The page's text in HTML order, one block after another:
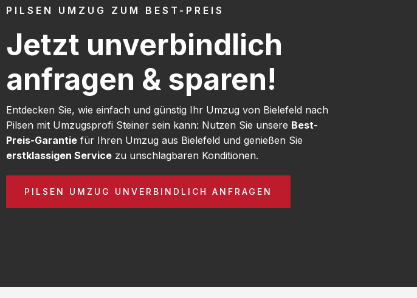
PILSEN UMZUG ZUM BEST-PREIS
Jetzt unverbindlich
anfragen & sparen!
Entdecken Sie, wie einfach und günstig Ihr Umzug von Bielefeld nach
Pilsen mit Umzugsprofi Steiner sein kann: Nutzen Sie unsere Best-
Preis-Garantie für Ihren Umzug aus Bielefeld und genießen Sie
erstklassigen Service zu unschlagbaren Konditionen.
PILSEN UMZUG UNVERBINDLICH ANFRAGEN